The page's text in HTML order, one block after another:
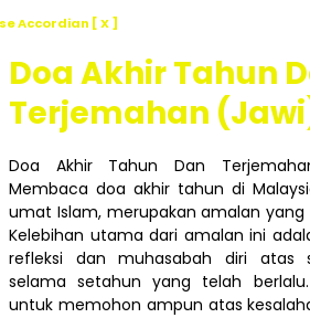
Accordian [ X ]
Doa Akhir Tahun
Terjemahan
Doa Akhir Tahun Dan
Membaca doa akhir tahun di
umat Islam, merupakan amalan yang
Kelebihan utama dari amalan ini
refleksi dan muhasabah diri atas
selama setahun yang telah
untuk memohon ampun atas